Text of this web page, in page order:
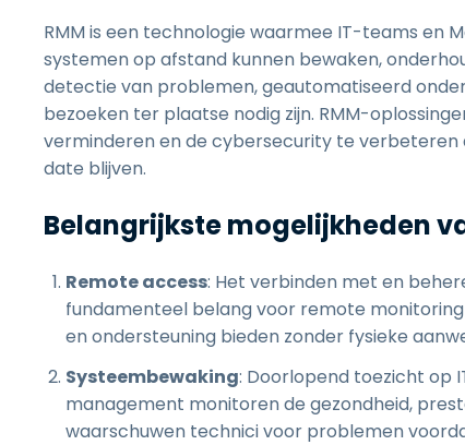
RMM is een technologie waarmee IT-teams en
systemen op afstand kunnen bewaken,
detectie van problemen, geautomatiseerd
bezoeken ter plaatse nodig zijn. RMM-
verminderen en de cybersecurity te
date blijven.
Belangrijkste mogelijkheden
Remote access: Het verbinden met en
fundamenteel belang voor remote
en ondersteuning bieden zonder fysieke
Systeembewaking: Doorlopend toezicht op
management monitoren de gezondheid,
waarschuwen technici voor problemen